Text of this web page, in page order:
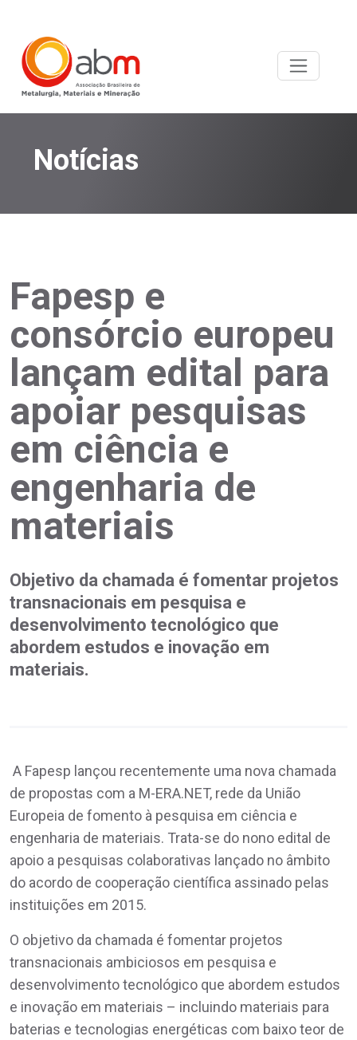
Notícias
Fapesp e
consórcio europeu
lançam edital para
apoiar pesquisas
em ciência e
engenharia de
materiais
Objetivo da chamada é fomentar projetos
transnacionais em pesquisa e
desenvolvimento tecnológico que
abordem estudos e inovação em
materiais.
A Fapesp lançou recentemente uma nova chamada
de propostas com a M-ERA.NET, rede da União
Europeia de fomento à pesquisa em ciência e
engenharia de materiais. Trata-se do nono edital de
apoio a pesquisas colaborativas lançado no âmbito
do acordo de cooperação científica assinado pelas
instituições em 2015.
O objetivo da chamada é fomentar projetos
transnacionais ambiciosos em pesquisa e
desenvolvimento tecnológico que abordem estudos
e inovação em materiais – incluindo materiais para
baterias e tecnologias energéticas com baixo teor de